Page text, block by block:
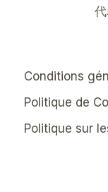
Conditions
Politique de
Politique sur